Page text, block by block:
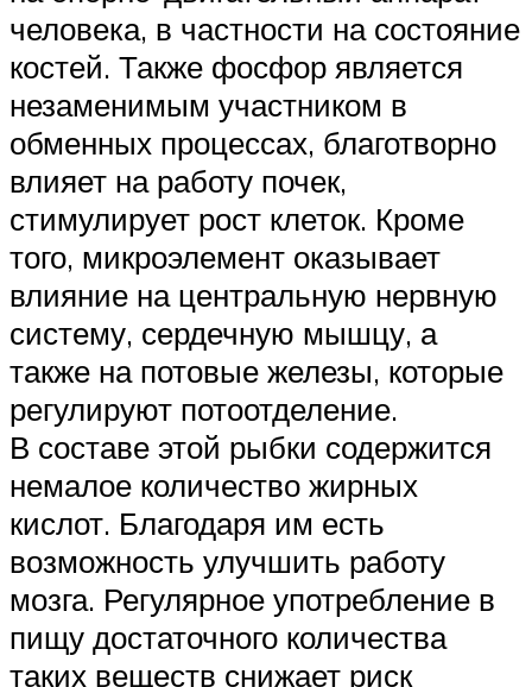
человека, в частности на состояние
костей. Также фосфор является
незаменимым участником в
обменных процессах, благотворно
влияет на работу почек,
стимулирует рост клеток. Кроме
того, микроэлемент оказывает
влияние на центральную нервную
систему, сердечную мышцу, а
также на потовые железы, которые
регулируют потоотделение.
В составе этой рыбки содержится
немалое количество жирных
кислот. Благодаря им есть
возможность улучшить работу
мозга. Регулярное употребление в
пищу достаточного количества
таких веществ снижает риск